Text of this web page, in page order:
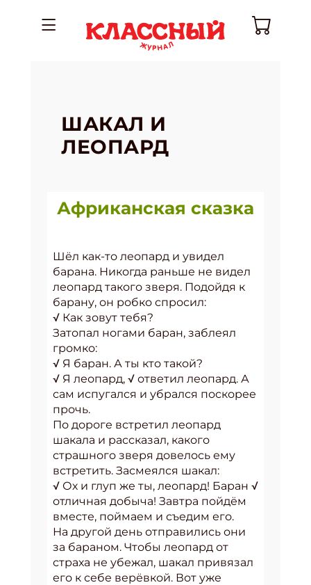
ШАКАЛ И
ЛЕОПАРД
Африканская сказка
Шёл как-то леопард и увидел
барана. Никогда раньше не видел
леопард такого зверя. Подойдя к
барану, он робко спросил:
√ Как зовут тебя?
Затопал ногами баран, заблеял
громко:
√ Я баран. А ты кто такой?
√ Я леопард, √ ответил леопард. А
сам испугался и убрался поскорее
прочь.
По дороге встретил леопард
шакала и рассказал, какого
страшного зверя довелось ему
встретить. Засмеялся шакал:
√ Ох и глуп же ты, леопард! Баран √
отличная добыча! Завтра пойдём
вместе, поймаем и съедим его.
На другой день отправились они
за бараном. Чтобы леопард от
страха не убежал, шакал привязал
его к себе верёвкой. Вот уже